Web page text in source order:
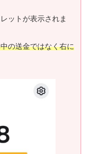
ットが表示されま
の送金ではなく右に